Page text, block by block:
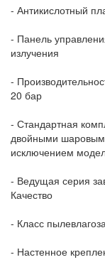
- Антикислотный
- Панель
излучения
-
20 бар
- Стандартная
двойными
исключением
- Ведущая серия
Качество
- Класс
- Настенное